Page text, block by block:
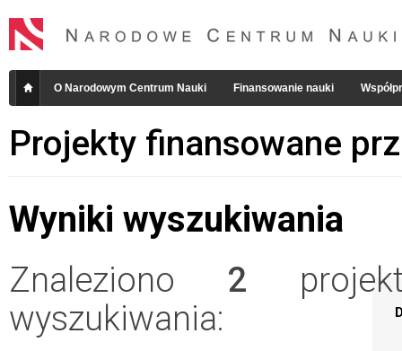
O Narodowym Centrum Nauki Finansowanie nauki
Projekty finansowane
Wyniki wyszukiwania
Znaleziono 2
wyszukiwania: